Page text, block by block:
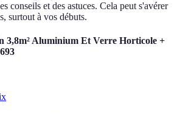
conseils et des astuces. Cela peut s'avérer
surtout à vos débuts.
3,8m² Aluminium Et Verre Horticole +